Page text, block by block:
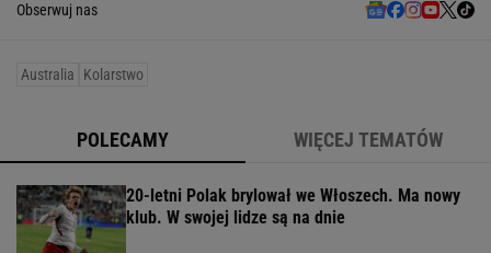
Obserwuj nas
Australia Kolarstwo
POLECAMY WIĘCEJ TEMATÓW
20-letni Polak brylował we Włoszech. Ma nowy
klub. W swojej lidze są na dnie